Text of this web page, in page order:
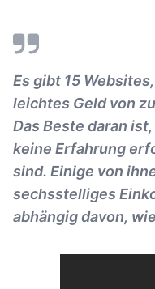
Es gibt 15
leichtes Geld von
Das Beste daran
keine Erfahrung
sind. Einige von
sechsstelliges
abhängig davon,